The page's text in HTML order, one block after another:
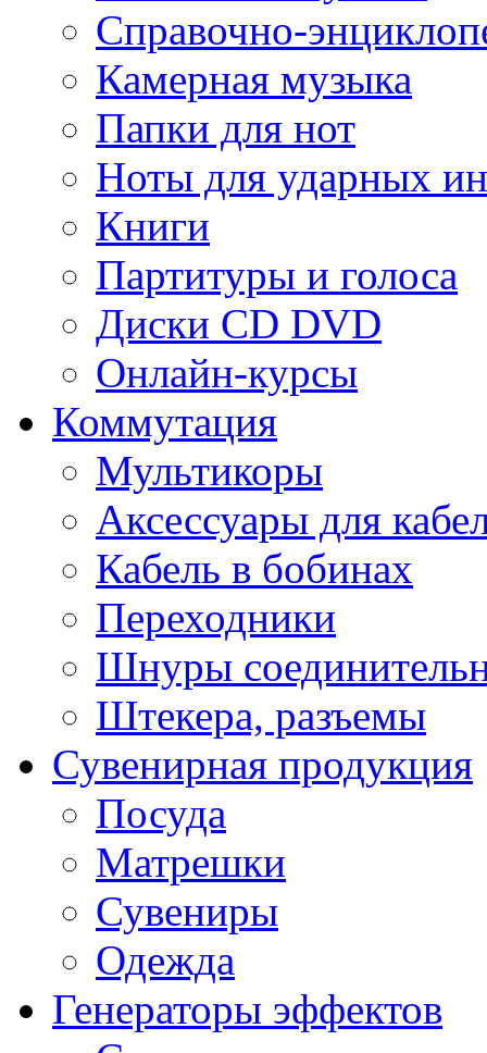
Справочно-
Камерная музыка
Папки для нот
Ноты для ударных
Книги
Партитуры и голоса
Диски CD DVD
Онлайн-курсы
Коммутация
Мультикоры
Аксессуары для
Кабель в бобинах
Переходники
Шнуры
Штекера, разъемы
Сувенирная продукция
Посуда
Матрешки
Сувениры
Одежда
Генераторы эффектов